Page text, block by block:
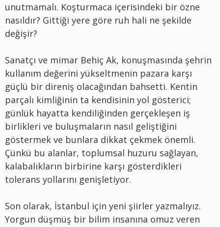
unutmamalı. Koşturmaca içerisindeki bir özne
nasıldır? Gittiği yere göre ruh hali ne şekilde
değişir?
Sanatçı ve mimar Behiç Ak, konuşmasında şehrin
kullanım değerini yükseltmenin pazara karşı
güçlü bir direniş olacağından bahsetti. Kentin
parçalı kimliğinin ta kendisinin yol gösterici;
günlük hayatta kendiliğinden gerçekleşen iş
birlikleri ve buluşmaların nasıl geliştiğini
göstermek ve bunlara dikkat çekmek önemli.
Çünkü bu alanlar, toplumsal huzuru sağlayan,
kalabalıkların birbirine karşı gösterdikleri
tolerans yollarını genişletiyor.
Son olarak, İstanbul için yeni şiirler yazmalıyız.
Yorgun düşmüş bir bilim insanına omuz veren